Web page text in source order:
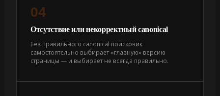
04
Отсутствие или некорректный canonical
Без правильного canonical поисковик
самостоятельно выбирает «главную» версию
страницы — и выбирает не всегда правильно.